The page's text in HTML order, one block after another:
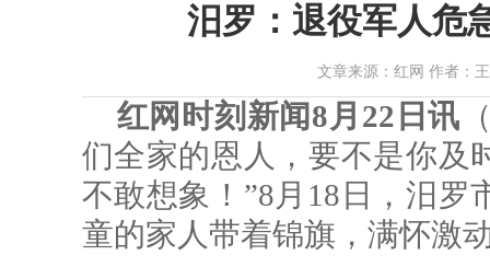
汨罗：退役军人危
文章来源：红网 作者：
红网时刻新闻8月22日讯
们全家的恩人，要不是你及
不敢想象！”8月18日，汨
童的家人带着锦旗，满怀激